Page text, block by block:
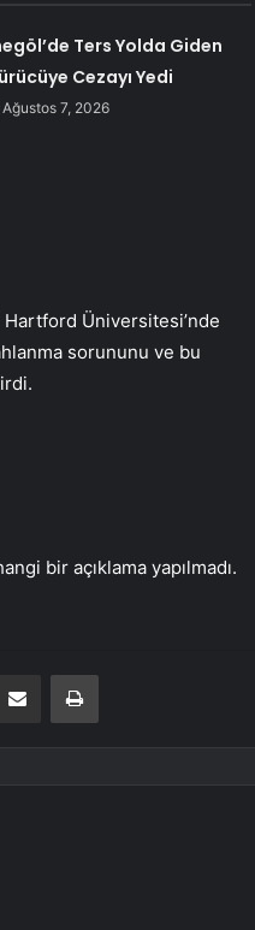
Ters Yolda Giden
Cezayı Yedi
Ağustos 7, 2026
Hartford Üniversitesi’nde
sorununu ve bu
bir açıklama yapılmadı.
E-Posta ile paylaş Yazdır